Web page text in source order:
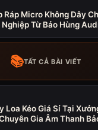
Ráp Micro Không Dây
Từ Bảo Hùng
📚TẤT CẢ BÀI VIẾT
Loa Kéo Giá Sỉ Tại
Gia Âm Thanh